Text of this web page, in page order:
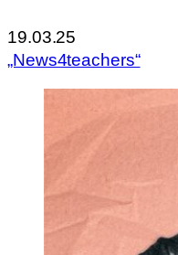
19.03.25
„News4teachers“